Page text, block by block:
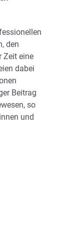
den
Zeit eine
dabei
Beitrag
so
und